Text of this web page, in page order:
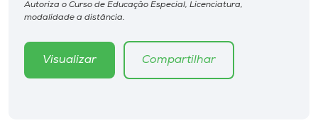
Biblioteca
Editora
Autoriza o Curso de Educação Especial, Licenciatura,
modalidade a distância.
Visualizar Compartilhar